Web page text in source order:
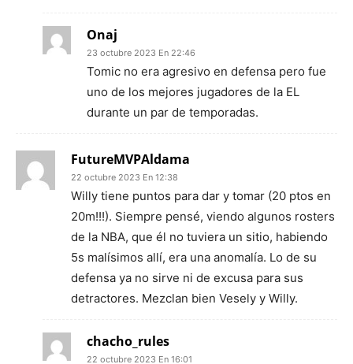
Onaj
23 octubre 2023 En 22:46
Tomic no era agresivo en defensa pero fue
uno de los mejores jugadores de la EL
durante un par de temporadas.
FutureMVPAldama
22 octubre 2023 En 12:38
Willy tiene puntos para dar y tomar (20 ptos en
20m!!!). Siempre pensé, viendo algunos rosters
de la NBA, que él no tuviera un sitio, habiendo
5s malísimos allí, era una anomalía. Lo de su
defensa ya no sirve ni de excusa para sus
detractores. Mezclan bien Vesely y Willy.
chacho_rules
22 octubre 2023 En 16:01